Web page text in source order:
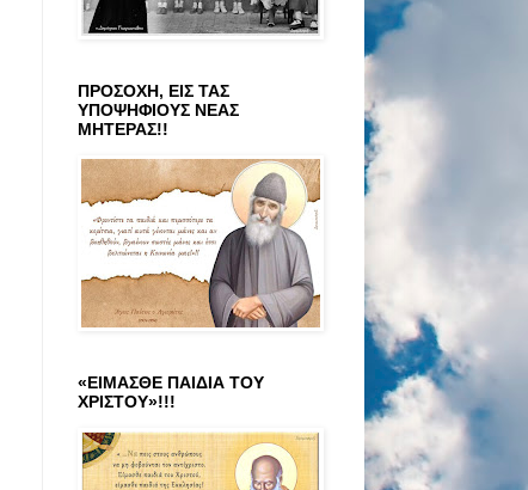
ΠΡΟΣΟΧΗ, ΕΙΣ ΤΑΣ
ΥΠΟΨΗΦΙΟΥΣ ΝΕΑΣ
ΜΗΤΕΡΑΣ!!
«ΕΙΜΑΣΘΕ ΠΑΙΔΙΑ ΤΟΥ
ΧΡΙΣΤΟΥ»!!!